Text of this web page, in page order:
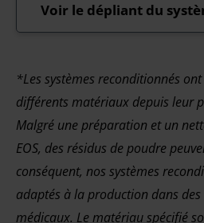
Voir le dépliant du
*Les systèmes reconditionnés
différents matériaux depuis leur
Malgré une préparation et un
EOS, des résidus de poudre
conséquent, nos systèmes
adaptés à la production dans
médicaux. Le matériau spécifié